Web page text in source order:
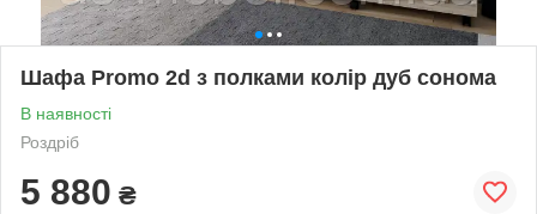
Шафа Promo 2d з полками колір дуб сонома
В наявності
Роздріб
5 880 ₴